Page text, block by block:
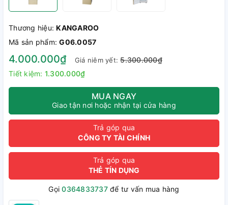
Thương hiệu:KANGAROO
Mã sản phẩm:G06.0057
4.000.000₫ Giá niêm yết:5.300.000₫
Tiết kiệm: 1.300.000₫
MUA NGAY
Giao tận nơi hoặc nhận tại cửa hàng
Trả góp qua
CÔNG TY TÀI CHÍNH
Trả góp qua
THẺ TÍN DỤNG
Gọi0364833737để tư vấn mua hàng